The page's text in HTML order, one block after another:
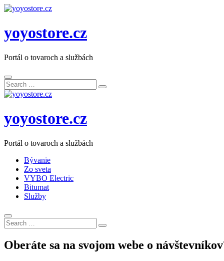
yoyostore.cz
Portál o tovaroch a službách
Search
for:
Search
yoyostore.cz
Portál o tovaroch a službách
Bývanie
Zo sveta
VYBO Electric
Bitumat
Služby
Search
for:
Search
Oberáte sa na svojom webe o